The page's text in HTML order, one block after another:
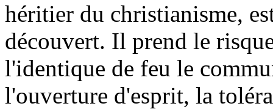
héritier du christianisme,
découvert. Il prend le
l'identique de feu le
l'ouverture d'esprit, la